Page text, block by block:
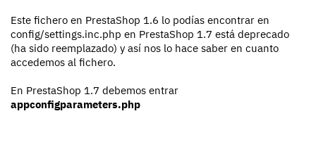
Este fichero en PrestaShop 1.6 lo podías encontrar en
config/settings.inc.php en PrestaShop 1.7 está deprecado
(ha sido reemplazado) y así nos lo hace saber en cuanto
accedemos al fichero.
En PrestaShop 1.7 debemos entrar
appconfigparameters.php